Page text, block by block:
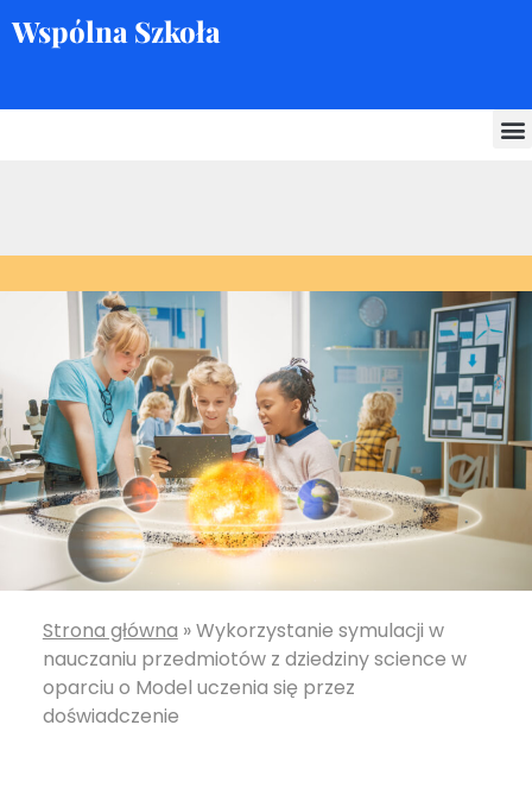
Wspólna Szkoła
Strona główna »Wykorzystanie symulacji w
nauczaniu przedmiotów z dziedziny science w
oparciu o Model uczenia się przez
doświadczenie